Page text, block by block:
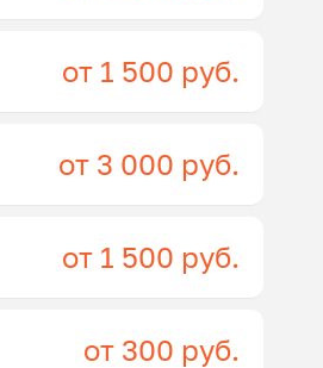
от 1 500 руб.
от 3 000 руб.
от 1 500 руб.
от 300 руб.